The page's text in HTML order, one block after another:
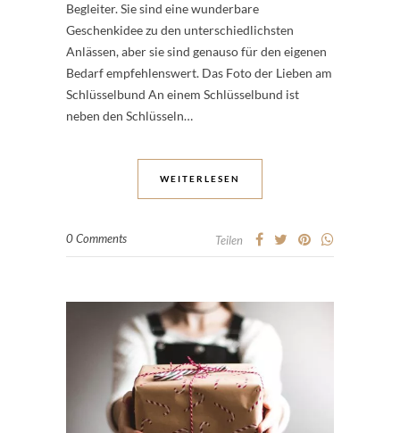
Begleiter. Sie sind eine wunderbare
Geschenkidee zu den unterschiedlichsten
Anlässen, aber sie sind genauso für den eigenen
Bedarf empfehlenswert. Das Foto der Lieben am
Schlüsselbund An einem Schlüsselbund ist
neben den Schlüsseln…
WEITERLESEN
0 Comments Teilen